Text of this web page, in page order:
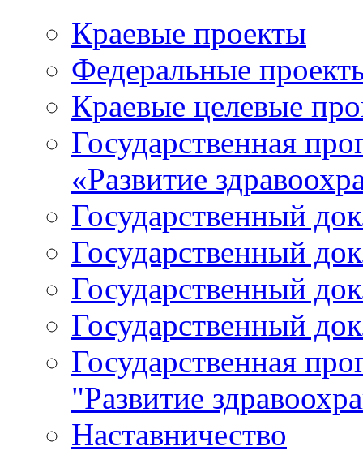
Краевые проекты
Федеральные
Краевые целевые
Государственная
«Развитие
Государственный
Государственный
Государственный
Государственный
Государственная
"Развитие
Наставничество